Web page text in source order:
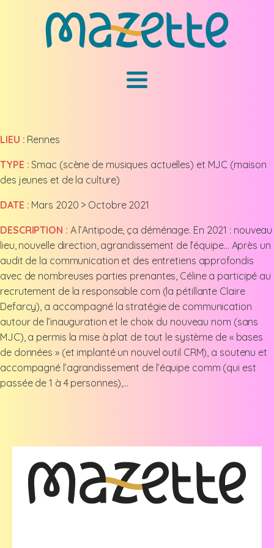
LIEU : Rennes
TYPE :Smac (scène de musiques actuelles) et MJC (maison
des jeunes et de la culture)
DATE : Mars 2020 > Octobre 2021
DESCRIPTION : A l’Antipode, ça déménage. En 2021 : nouveau
lieu, nouvelle direction, agrandissement de l’équipe… Après un
audit de la communication et des entretiens approfondis
avec de nombreuses parties prenantes, Céline a participé au
recrutement de la responsable com (la pétillante Claire
Defarcy), a accompagné la stratégie de communication
autour de l’inauguration et le choix du nouveau nom (sans
MJC), a permis la mise à plat de tout le système de « bases
de données » (et implanté un nouvel outil CRM), a soutenu et
accompagné l’agrandissement de l’équipe comm (qui est
passée de 1 à 4 personnes),…